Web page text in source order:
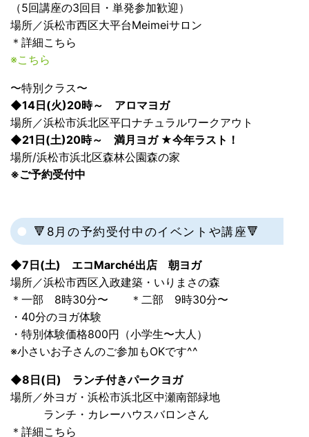
（5回講座の3回目・単発参加歓迎）
場所／浜松市西区大平台Meimeiサロン
＊詳細こちら
※こちら
〜特別クラス〜
◆14日(火)20時～ アロマヨガ
場所／浜松市浜北区平口ナチュラルワークアウト
◆21日(土)20時～ 満月ヨガ ★今年ラスト！
場所/浜松市浜北区森林公園森の家
※ご予約受付中
🔻8月の予約受付中のイベントや講座🔻
◆7日(土) エコMarché出店 朝ヨガ
場所／浜松市西区入政建築・いりまさの森
＊一部 8時30分〜 ＊二部 9時30分〜
・40分のヨガ体験
・特別体験価格800円（小学生〜大人）
※小さいお子さんのご参加もOKです^^
◆8日(日) ランチ付きパークヨガ
場所／外ヨガ・浜松市浜北区中瀬南部緑地
ランチ・カレーハウスバロンさん
＊詳細こちら